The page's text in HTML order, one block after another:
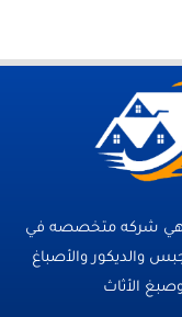
وهي شركه متخصصه في
والديكور والأصباغ
الأثاث